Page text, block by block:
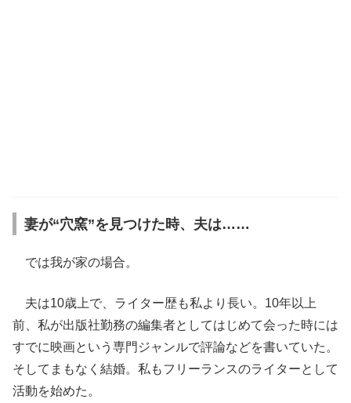
妻が“穴窯”を見つけた時、夫は……
では我が家の場合。
夫は10歳上で、ライター歴も私より長い。10年以上
前、私が出版社勤務の編集者としてはじめて会った時には
すでに映画という専門ジャンルで評論などを書いていた。
そしてまもなく結婚。私もフリーランスのライターとして
活動を始めた。